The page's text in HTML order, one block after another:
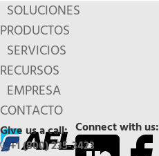
SOLUCIONES
PRODUCTOS
SERVICIOS
RECURSOS
EMPRESA
CONTACTO
Connect with us:
Give us a call:
+1 (800) 235-3423